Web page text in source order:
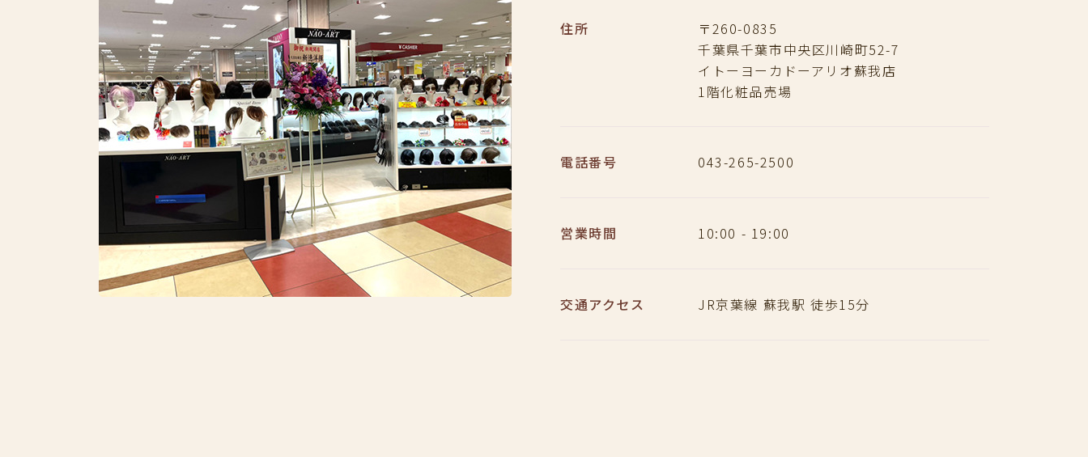
住所
〒260-0835
千葉県千葉市中央区川崎町52-7
イトーヨーカドーアリオ蘇我店
1階化粧品売場
電話番号 043-265-2500
営業時間 10:00 - 19:00
交通アクセス JR京葉線 蘇我駅 徒歩15分